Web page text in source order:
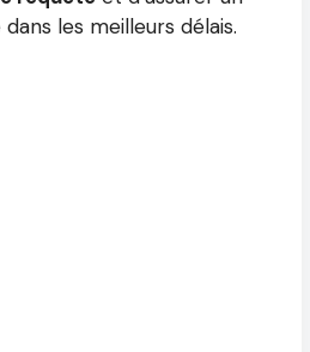
les meilleurs délais.